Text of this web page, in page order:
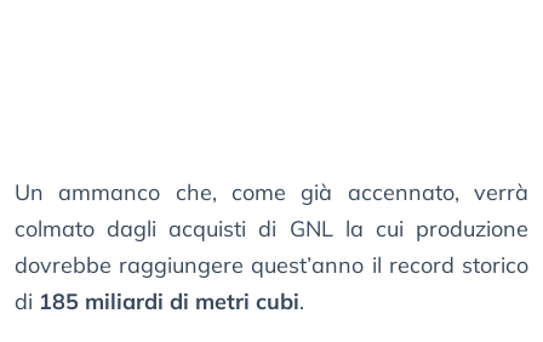
Un ammanco che, come già accennato, verrà
colmato dagli acquisti di GNL la cui produzione
dovrebbe raggiungere quest’anno il record storico
di 185 miliardi di metri cubi.